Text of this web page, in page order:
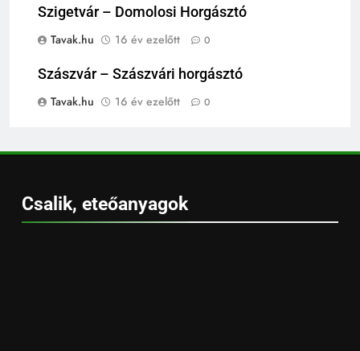
Szigetvár – Domolosi Horgásztó
Tavak.hu
16 év ezelőtt 0
Szászvár – Szászvári horgásztó
Tavak.hu
16 év ezelőtt 0
Csalik, eteőanyagok